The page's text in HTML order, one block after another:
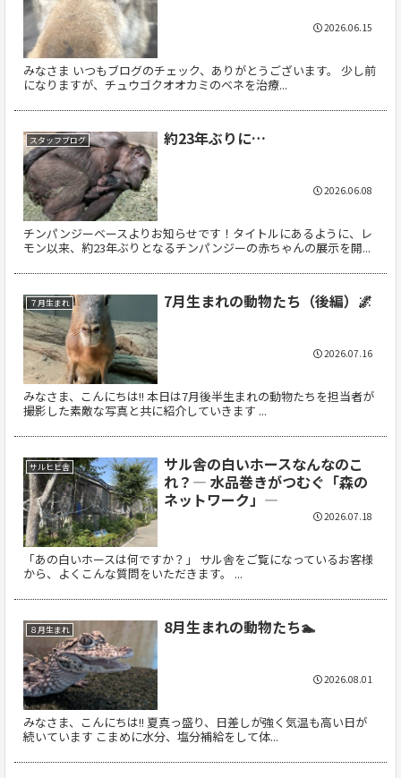
みなさま いつもブログのチェック、ありがとうございます。 少し前
になりますが、チュウゴクオオカミのベネを治療...
2026.06.15
スタッフブログ 約23年ぶりに…
チンパンジーベースよりお知らせです！タイトルにあるように、レ
モン以来、約23年ぶりとなるチンパンジーの赤ちゃんの展示を開...
2026.06.08
７月生まれ 7月生まれの動物たち（後編）🌌
みなさま、こんにちは!! 本日は7月後半生まれの動物たちを担当者が
撮影した素敵な写真と共に紹介していきます ...
2026.07.16
サルヒヒ舎
サル舎の白いホースなんなのこ
れ？― 水品巻きがつむぐ「森の
ネットワーク」―
「あの白いホースは何ですか？」 サル舎をご覧になっているお客様
から、よくこんな質問をいただきます。 ...
2026.07.18
８月生まれ 8月生まれの動物たち🏊
みなさま、こんにちは!! 夏真っ盛り、日差しが強く気温も高い日が
続いています こまめに水分、塩分補給をして体...
2026.08.01